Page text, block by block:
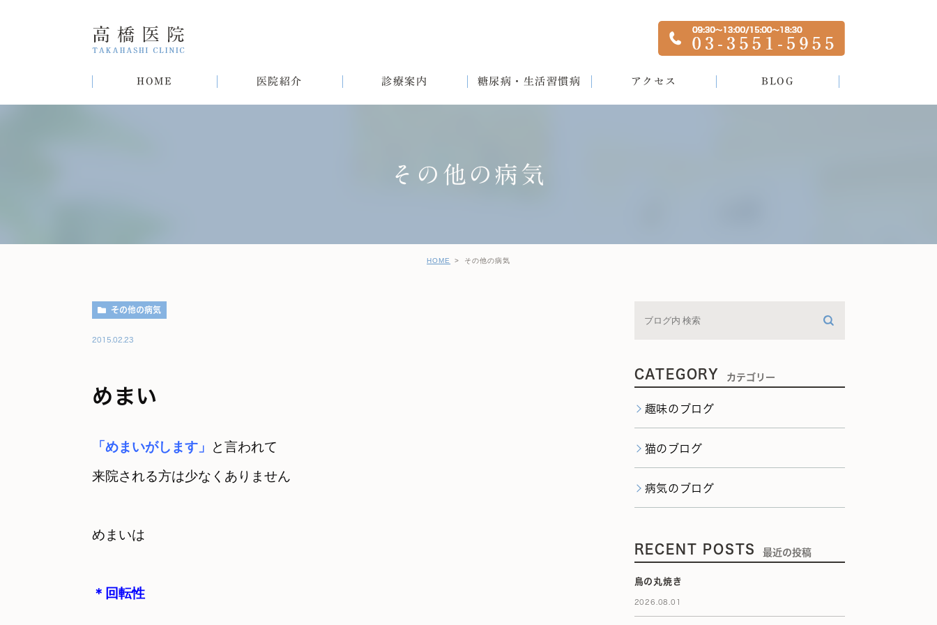
HOME 医院紹介 診療案内 糖尿病・生活習慣病
女性と生活習慣病 健診後の治療について
アクセス BLOG
その他の病気
HOME その他の病気
その他の病気
2015.02.23
めまい
「めまいがします」
と言われて
来院される方は少なくありません
めまいは
＊回転性
CATEGORY カテゴリー
趣味のブログ
猫のブログ
病気のブログ
RECENT POSTS 最近の投稿
鳥の丸焼き
2026.08.01